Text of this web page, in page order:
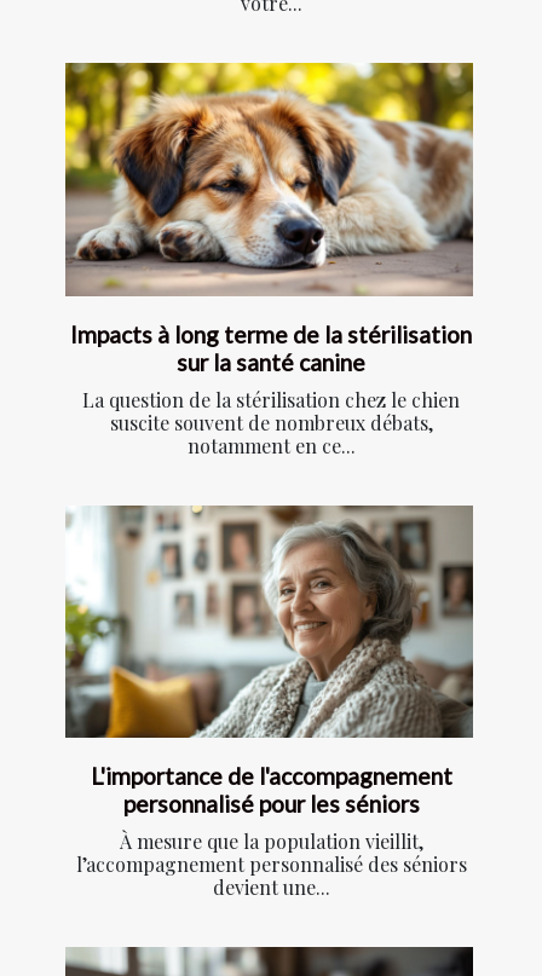
Impacts à long terme de la stérilisation
sur la santé canine
La question de la stérilisation chez le chien
suscite souvent de nombreux débats,
notamment en ce...
L'importance de l'accompagnement
personnalisé pour les séniors
À mesure que la population vieillit,
l’accompagnement personnalisé des séniors
devient une...